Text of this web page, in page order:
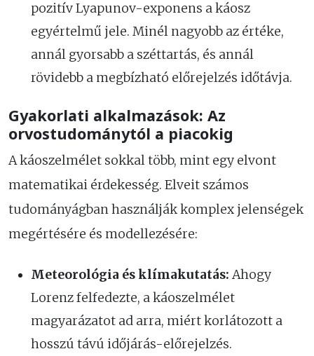
pozitív Lyapunov-exponens a káosz
egyértelmű jele. Minél nagyobb az értéke,
annál gyorsabb a széttartás, és annál
rövidebb a megbízható előrejelzés időtávja.
Gyakorlati alkalmazások: Az
orvostudománytól a piacokig
A káoszelmélet sokkal több, mint egy elvont
matematikai érdekesség. Elveit számos
tudományágban használják komplex jelenségek
megértésére és modellezésére:
Meteorológia és klímakutatás: Ahogy
Lorenz felfedezte, a káoszelmélet
magyarázatot ad arra, miért korlátozott a
hosszú távú időjárás-előrejelzés.